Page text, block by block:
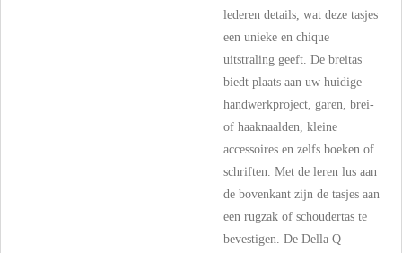
lederen details, wat deze tasjes
een unieke en chique
uitstraling geeft. De breitas
biedt plaats aan uw huidige
handwerkproject, garen, brei-
of haaknaalden, kleine
accessoires en zelfs boeken of
schriften. Met de leren lus aan
de bovenkant zijn de tasjes aan
een rugzak of schoudertas te
bevestigen. De Della Q